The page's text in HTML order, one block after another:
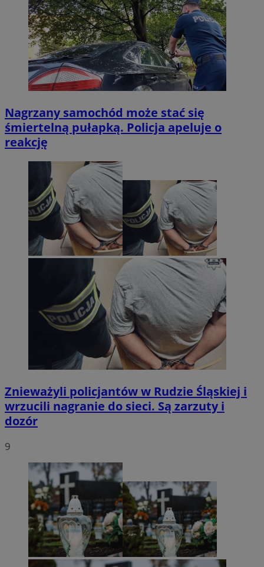
Nagrzany samochód może stać się
śmiertelną pułapką. Policja apeluje o
reakcję
Znieważyli policjantów w Rudzie Śląskiej i
wrzucili nagranie do sieci. Są zarzuty i
dozór
9